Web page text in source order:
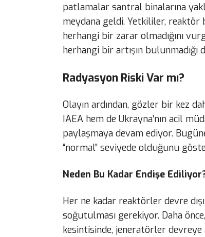
patlamalar santral binalarına
meydana geldi. Yetkililer,
herhangi bir zarar olmadığını
herhangi bir artışın bulunmadığı
Radyasyon Riski Var mı?
Olayın ardından, gözler bir kez
IAEA hem de Ukrayna’nın acil
paylaşmaya devam ediyor.
“normal” seviyede olduğunu
Neden Bu Kadar Endişe
Her ne kadar reaktörler devre
soğutulması gerekiyor. Daha
kesintisinde, jeneratörler